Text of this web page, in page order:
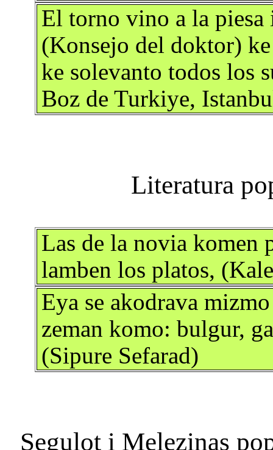
El torno vino a la
(Konsejo del doktor)
ke solevanto todos los
Boz de Turkiye,
Las de la novia komen
lamben los platos,
Eya se akodrava
zeman komo: bulgur,
(Sipure Sefarad)